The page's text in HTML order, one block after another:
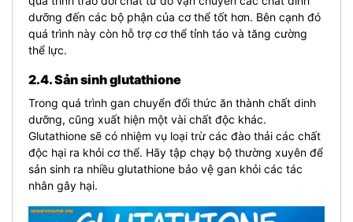
dưỡng đến các bộ phận của cơ thể tốt hơn. Bên cạnh đó
quá trình này còn hỗ trợ cơ thể tỉnh táo và tăng cường
thể lực.
2.4. Sản sinh glutathione
Trong quá trình gan chuyển đổi thức ăn thành chất dinh
dưỡng, cũng xuất hiện một vài chất độc khác.
Glutathione sẽ có nhiệm vụ loại trừ các đào thải các chất
độc hại ra khỏi cơ thể. Hãy tập chạy bộ thường xuyên để
sản sinh ra nhiều glutathione bảo vệ gan khỏi các tác
nhân gây hại.